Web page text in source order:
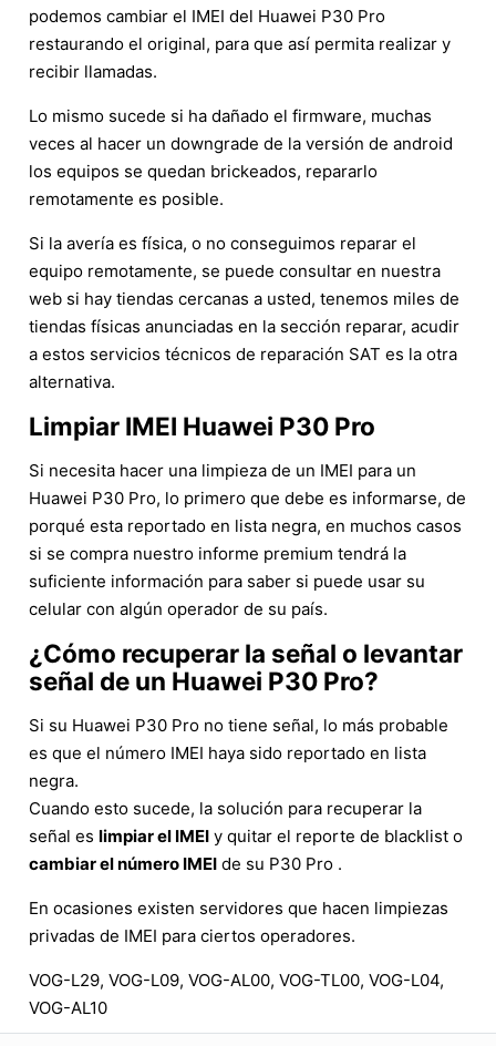
podemos cambiar el IMEI del Huawei P30 Pro
restaurando el original, para que así permita realizar y
recibir llamadas.
Lo mismo sucede si ha dañado el firmware, muchas
veces al hacer un downgrade de la versión de android
los equipos se quedan brickeados, repararlo
remotamente es posible.
Si la avería es física, o no conseguimos reparar el
equipo remotamente, se puede consultar en nuestra
web si hay tiendas cercanas a usted, tenemos miles de
tiendas físicas anunciadas en la sección reparar, acudir
a estos servicios técnicos de reparación SAT es la otra
alternativa.
Limpiar IMEI Huawei P30 Pro
Si necesita hacer una limpieza de un IMEI para un
Huawei P30 Pro, lo primero que debe es informarse, de
porqué esta reportado en lista negra, en muchos casos
si se compra nuestro informe premium tendrá la
suficiente información para saber si puede usar su
celular con algún operador de su país.
¿Cómo recuperar la señal o levantar
señal de un Huawei P30 Pro?
Si su Huawei P30 Pro no tiene señal, lo más probable
es que el número IMEI haya sido reportado en lista
negra.
Cuando esto sucede, la solución para recuperar la
señal es limpiar el IMEI y quitar el reporte de blacklist o
cambiar el número IMEI de su P30 Pro .
En ocasiones existen servidores que hacen limpiezas
privadas de IMEI para ciertos operadores.
VOG-L29, VOG-L09, VOG-AL00, VOG-TL00, VOG-L04,
VOG-AL10